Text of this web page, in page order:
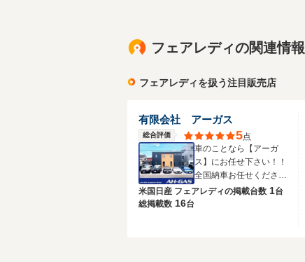
フェアレディの関連情報
フェアレディを扱う注目販売店
有限会社 アーガス
総合評価 5点
車のことなら【アーガ
ス】にお任せ下さい！！
全国納車お任せくださ
い！！
米国日産 フェアレディの掲載台数 1台
総掲載数 16台